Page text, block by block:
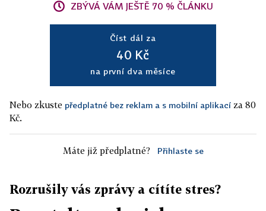
ZBÝVÁ VÁM JEŠTĚ 70 % ČLÁNKU
Číst dál za
40 Kč
na první dva měsíce
Nebo zkuste předplatné bez reklam a s mobilní aplikací za 80
Kč.
Máte již předplatné? Přihlaste se
Rozrušily vás zprávy a cítíte stres?